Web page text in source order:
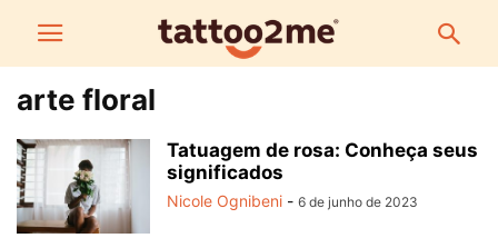
arte floral
Tatuagem de rosa: Conheça seus
significados
Nicole Ognibeni - 6 de junho de 2023